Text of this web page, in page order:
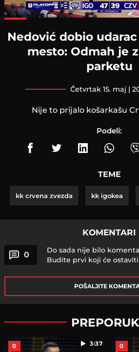
Nedović dobio
mesto: Odmah je
parketu
četvrtak 15. maj |
Nije to prijalo košarkašu
Podeli:
TEME
kk crvena zvezda kk igokea
KOMENTARI
0
Do sada nije bilo
Budite prvi koji će
POŠALJITE
3:37
0 0